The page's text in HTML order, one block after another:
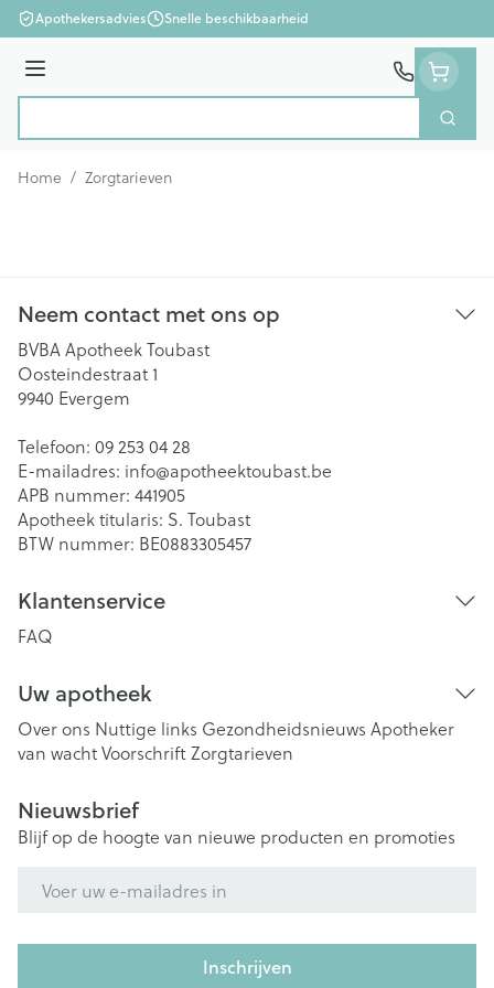
Ga naar de inhoud
Apothekersadvies Snelle beschikbaarheid
Menu
Zoek
Home / Zorgtarieven
Neem contact met ons op
BVBA Apotheek Toubast
Oosteindestraat 1
9940 Evergem
Telefoon: 09 253 04 28
E-mailadres: info@apotheektoubast.be
APB nummer: 441905
Apotheek titularis: S. Toubast
BTW nummer: BE0883305457
Klantenservice
FAQ
Uw apotheek
Over ons Nuttige links Gezondheidsnieuws Apotheker
van wachtVoorschriftZorgtarieven
Nieuwsbrief
Blijf op de hoogte van nieuwe producten en promoties
Inschrijven